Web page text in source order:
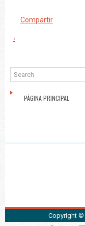
Compartir
‹
PÁGINA PRINCIPAL
Copyright ©